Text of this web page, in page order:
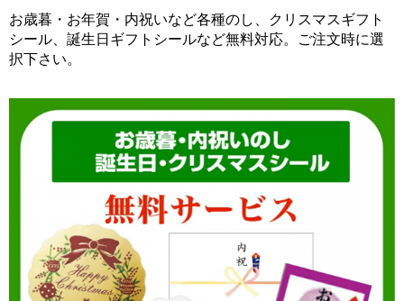
お歳暮・お年賀・内祝いなど各種のし、クリスマスギフト
シール、誕生日ギフトシールなど無料対応。ご注文時に選
択下さい。